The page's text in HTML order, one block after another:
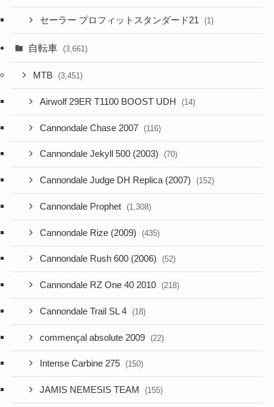
セーラー プロフィットスタンダード21 (1)
自転車 (3,661)
MTB (3,451)
Airwolf 29ER T1100 BOOST UDH (14)
Cannondale Chase 2007 (116)
Cannondale Jekyll 500 (2003) (70)
Cannondale Judge DH Replica (2007) (152)
Cannondale Prophet (1,308)
Cannondale Rize (2009) (435)
Cannondale Rush 600 (2006) (52)
Cannondale RZ One 40 2010 (218)
Cannondale Trail SL 4 (18)
commençal absolute 2009 (22)
Intense Carbine 275 (150)
JAMIS NEMESIS TEAM (155)